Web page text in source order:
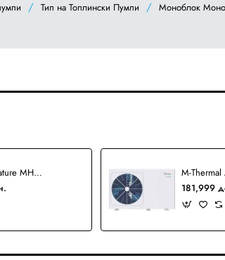
Тип на Топлински Пумпи Моноблок
M-Thermal Nature MHC-V10WD2N7-B Монофазна топлинска пумпа
181,999